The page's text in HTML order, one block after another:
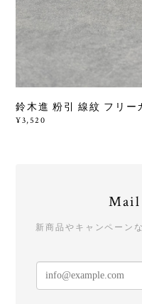
鈴木進 粉引 線紋 フリー
¥3,520
Mail
新商品やキャンペーン